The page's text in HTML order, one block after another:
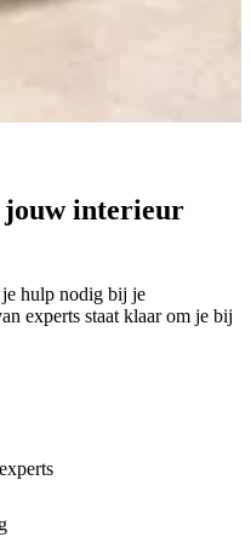
jouwinterieur
hulp nodig bij je
experts staat klaar om je bij